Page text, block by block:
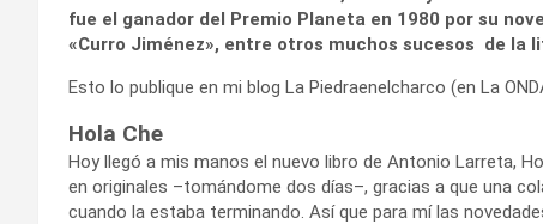
fue el ganador del Premio Planeta en 1980 por su
«Curro Jiménez», entre otros muchos sucesos de la
Esto lo publique en mi blog La Piedraenelcharco (en La
Hola Che
Hoy llegó a mis manos el nuevo libro de Antonio Larreta,
en originales –tomándome dos días–, gracias a que una
cuando la estaba terminando. Así que para mí las